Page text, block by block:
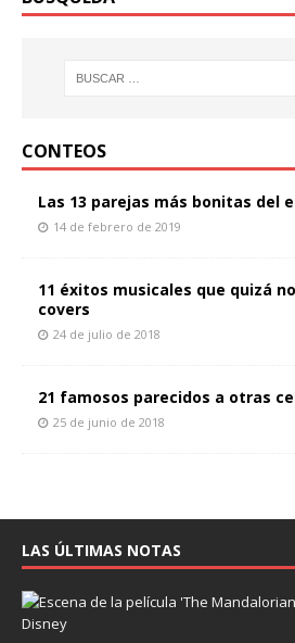
CONTEOS
Las 13 parejas más bonitas del
14 de febrero de 2019
11 éxitos musicales que quizá
covers
24 de julio de 2018
21 famosos parecidos a otras
25 de junio de 2018
LAS ÚLTIMAS NOTAS